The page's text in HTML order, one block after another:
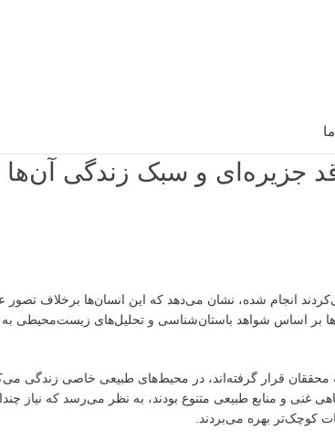
جزیره‌ای و سبک زندگی آن‌ها
انجام شده، نشان می‌دهد که این انسان‌ها برخلاف تصور
بر اساس شواهد باستان‌شناسی و تحلیل‌های زیست‌محیطی
قرار گرفته‌اند، در محیط‌های طبیعی خاصی زندگی
و منابع طبیعی متنوع بودند، به نظر می‌رسد که نیاز
کوچک‌تر بهره می‌بردند.